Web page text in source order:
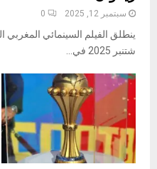
سبتمبر 12, 2025 0
شتنبر 2025 في...